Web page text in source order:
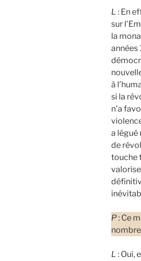
L : En
sur
la
années
à
si la
n’a
a légué
de
touche
P: Ce
L : Oui,